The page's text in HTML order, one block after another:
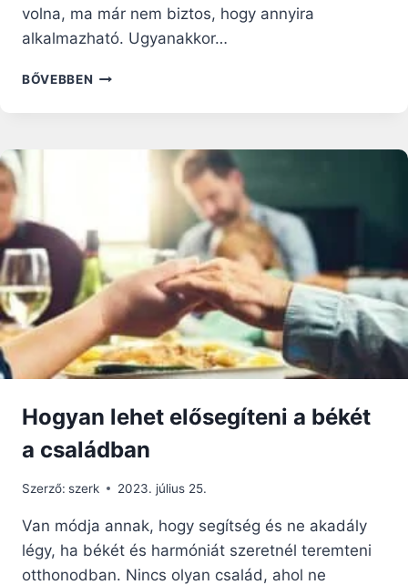
volna, ma már nem biztos, hogy annyira
alkalmazható. Ugyanakkor…
BŐVEBBEN VALÓBAN
KAMASZOKNAK
A
SZÜLEIKTŐL?
Hogyan lehet elősegíteni a békét
a családban
Szerző: szerk 2023. július 25.
Van módja annak, hogy segítség és ne akadály
légy, ha békét és harmóniát szeretnél teremteni
otthonodban. Nincs olyan család, ahol ne